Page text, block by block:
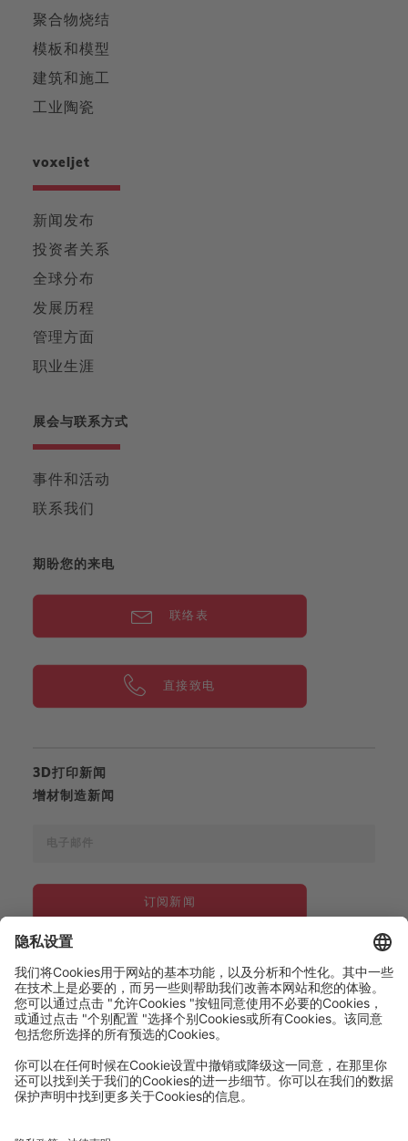
聚合物烧结
模板和模型
建筑和施工
工业陶瓷
voxeljet
新闻发布
投资者关系
全球分布
发展历程
管理方面
职业生涯
展会与联系方式
事件和活动
联系我们
期盼您的来电
联络表
直接致电
3D打印新闻
增材制造新闻
订阅新闻